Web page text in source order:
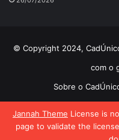
Jannah Theme License is
page to validate the
© Copyright 2024,
com o
Sobre o